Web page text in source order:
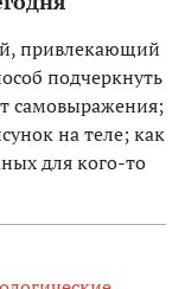
привлекающий
подчеркнуть
самовыражения;
на теле; как
для кого-то